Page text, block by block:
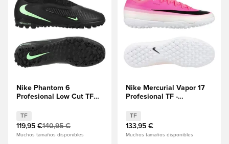
Nike Phantom 6
Profesional Low Cut TF
Green
TF
119,95 €140,95 €
Muchos tamaños disponibles
Nike Mercurial Vapor 17
Profesional TF -
TF
133,95 €
Muchos tamaños disponibles